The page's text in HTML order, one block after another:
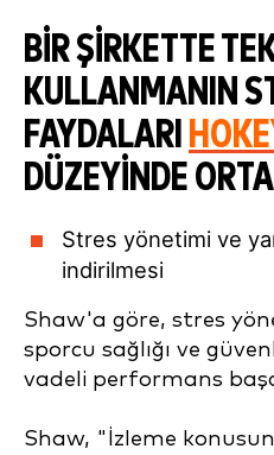
BIR ŞIRKETTE
KULLANMANIN
FAYDALARI
DÜZEYINDE
Stres yönetimi ve
indirilmesi
Shaw'a göre, stres
sporcu sağlığı ve
vadeli performans
Shaw, "İzleme